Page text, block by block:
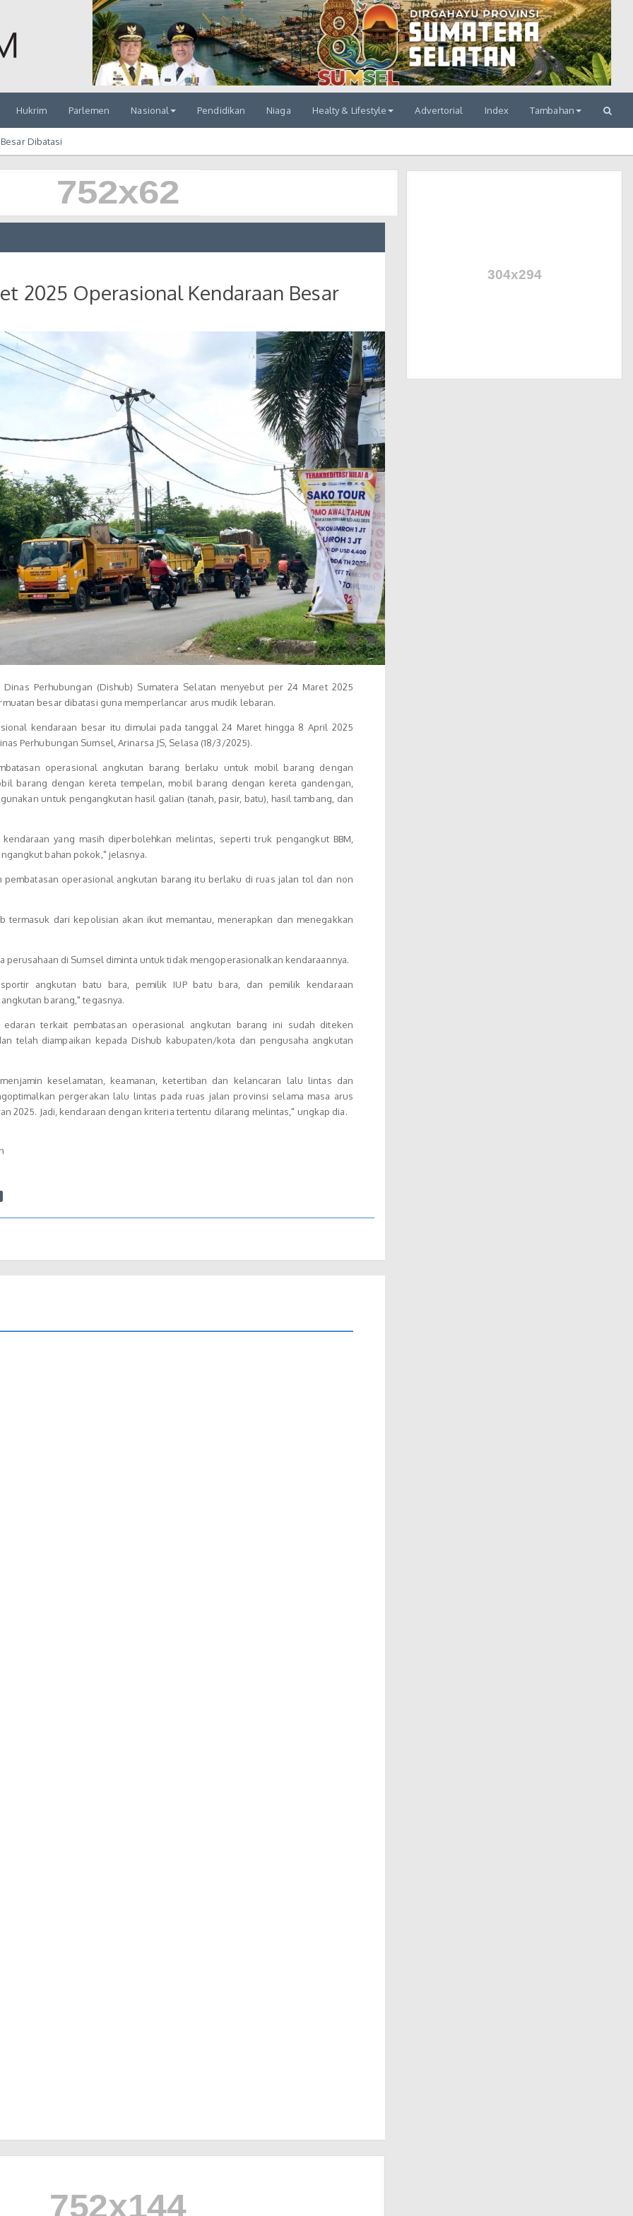
Hukrim Parlemen Nasional Pendidikan Niaga Healty & Lifestyle Advertorial Index Tambahan
Dibatasi
2025 Operasional Kendaraan Besar
Dinas Perhubungan (Dishub) Sumatera Selatan menyebut per 24 Maret 2025
besar dibatasi guna memperlancar arus mudik lebaran.
kendaraan besar itu dimulai pada tanggal 24 Maret hingga 8 April 2025
Perhubungan Sumsel, Arinarsa JS, Selasa (18/3/2025).
operasional angkutan barang berlaku untuk mobil barang dengan
barang dengan kereta tempelan, mobil barang dengan kereta gandengan,
untuk pengangkutan hasil galian (tanah, pasir, batu), hasil tambang, dan
yang masih diperbolehkan melintas, seperti truk pengangkut BBM,
bahan pokok," jelasnya.
pembatasan operasional angkutan barang itu berlaku di ruas jalan tol dan non
termasuk dari kepolisian akan ikut memantau, menerapkan dan menegakkan
perusahaan di Sumsel diminta untuk tidak mengoperasionalkan kendaraannya.
angkutan batu bara, pemilik IUP batu bara, dan pemilik kendaraan
barang," tegasnya.
edaran terkait pembatasan operasional angkutan barang ini sudah diteken
telah diampaikan kepada Dishub kabupaten/kota dan pengusaha angkutan
keselamatan, keamanan, ketertiban dan kelancaran lalu lintas dan
pergerakan lalu lintas pada ruas jalan provinsi selama masa arus
2025. Jadi, kendaraan dengan kriteria tertentu dilarang melintas," ungkap dia.